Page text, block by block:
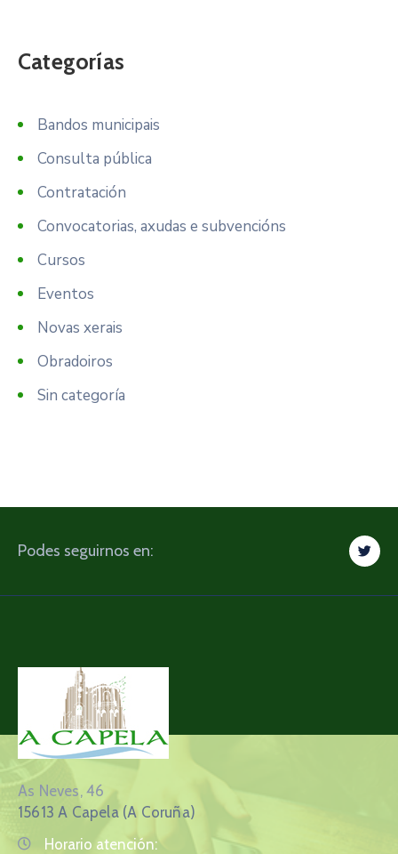
Categorías
Bandos municipais
Consulta pública
Contratación
Convocatorias, axudas e subvencións
Cursos
Eventos
Novas xerais
Obradoiros
Sin categoría
Podes seguirnos en:
As Neves, 46
15613 A Capela (A Coruña)
Horario atención: